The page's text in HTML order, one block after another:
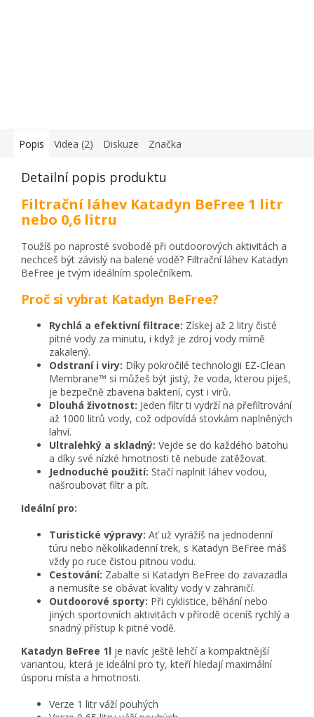
Popis Videa (2) Diskuze Značka
Detailní popis produktu
Filtrační láhev Katadyn BeFree 1 litr
nebo 0,6 litru
Toužíš po naprosté svobodě při outdoorových aktivitách a
nechceš být závislý na balené vodě? Filtrační láhev Katadyn
BeFree je tvým ideálním společníkem.
Proč si vybrat Katadyn BeFree?
Rychlá a efektivní filtrace: Získej až 2 litry čisté
pitné vody za minutu, i když je zdroj vody mírně
zakalený.
Odstraní i viry: Díky pokročilé technologii EZ-Clean
Membrane™ si můžeš být jistý, že voda, kterou piješ,
je bezpečně zbavena bakterií, cyst i virů.
Dlouhá životnost: Jeden filtr ti vydrží na přefiltrování
až 1000 litrů vody, což odpovídá stovkám naplněných
lahví.
Ultralehký a skladný: Vejde se do každého batohu
a díky své nízké hmotnosti tě nebude zatěžovat.
Jednoduché použití: Stačí naplnit láhev vodou,
našroubovat filtr a pít.
Ideální pro:
Turistické výpravy: Ať už vyrážíš na jednodenní
túru nebo několikadenní trek, s Katadyn BeFree máš
vždy po ruce čistou pitnou vodu.
Cestování: Zabalte si Katadyn BeFree do zavazadla
a nemusíte se obávat kvality vody v zahraničí.
Outdoorové sporty: Při cyklistice, běhání nebo
jiných sportovních aktivitách v přírodě oceníš rychlý a
snadný přístup k pitné vodě.
Katadyn BeFree 1l je navíc ještě lehčí a kompaktnější
variantou, která je ideální pro ty, kteří hledají maximální
úsporu místa a hmotnosti.
Verze 1 litr váží pouhých